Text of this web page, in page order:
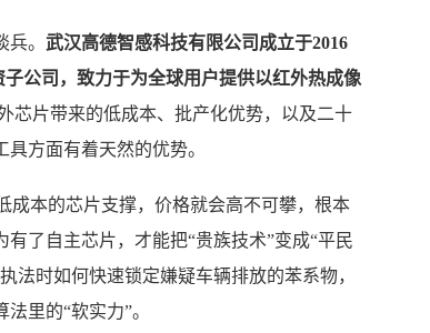
。 武汉高德智感科技有限公司成立于2016
公司，致力于为全球用户提供以红外热成像
芯片带来的低成本、批产化优势，以及二十
方面有着天然的优势。
成本的芯片支撑，价格就会高不可攀，根本
了自主芯片，才能把“贵族技术”变成“平民
法时如何快速锁定嫌疑车辆排放的苯系物，
法里的“软实力”。